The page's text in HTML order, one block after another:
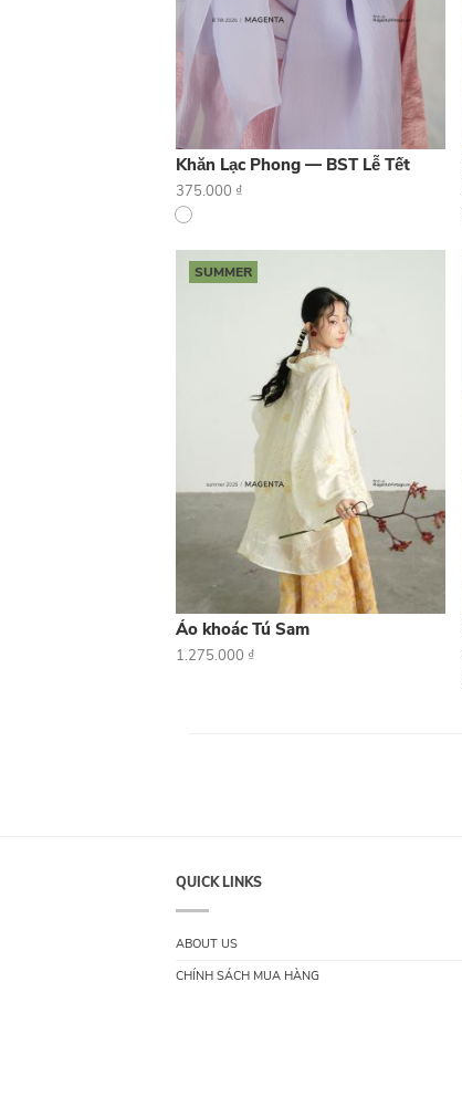
Khăn Lạc Phong — BST Lễ Tết
375.000 ₫
SUMMER
Áo khoác Tú Sam
1.275.000 ₫
QUICK LINKS
ABOUT US
CHÍNH SÁCH MUA HÀNG